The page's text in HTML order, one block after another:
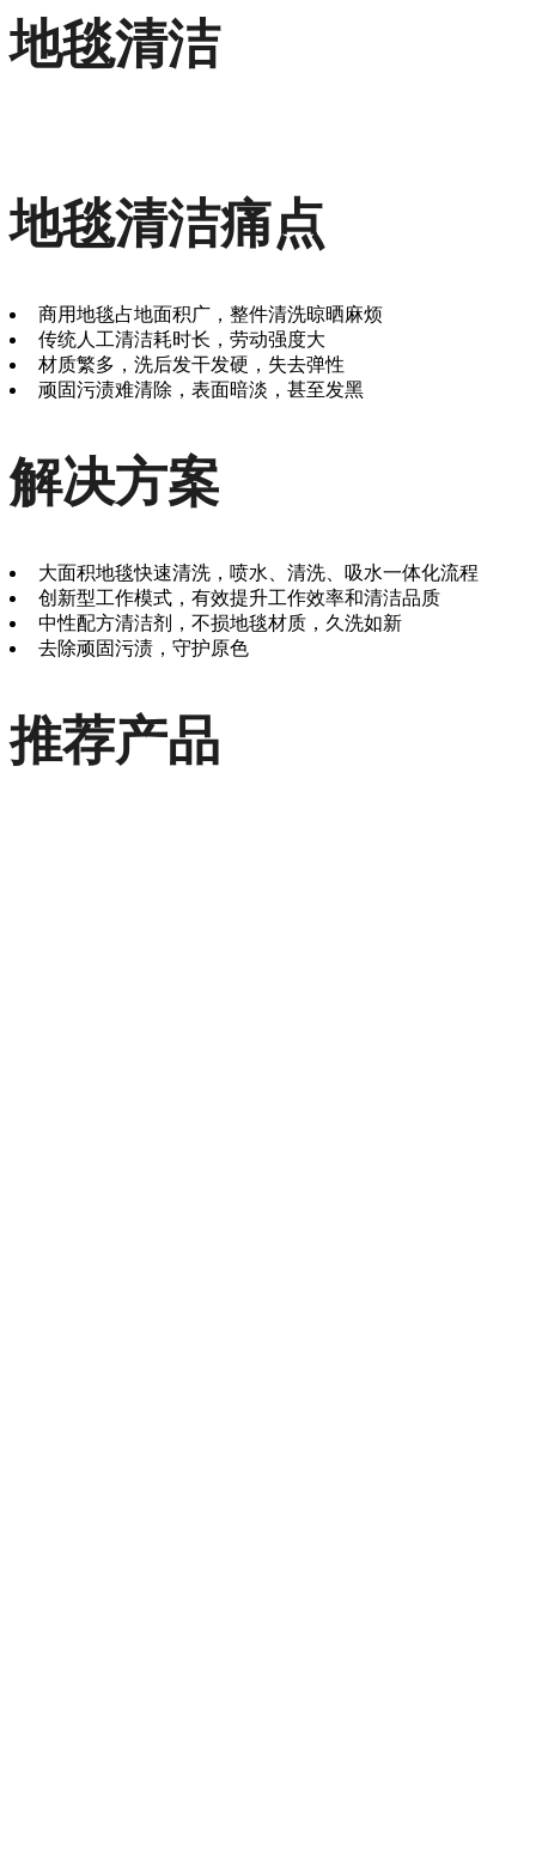
地毯清洁
地毯清洁痛点
商用地毯占地面积广，整件清洗晾晒麻烦
传统人工清洁耗时长，劳动强度大
材质繁多，洗后发干发硬，失去弹性
顽固污渍难清除，表面暗淡，甚至发黑
解决方案
大面积地毯快速清洗，喷水、清洗、吸水一体化流程
创新型工作模式，有效提升工作效率和清洁品质
中性配方清洁剂，不损地毯材质，久洗如新
去除顽固污渍，守护原色
推荐产品